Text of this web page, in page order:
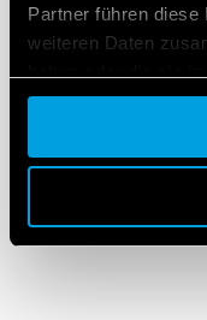
Partner führen
weiteren Daten
gesammelt haben.
Cookie policy.